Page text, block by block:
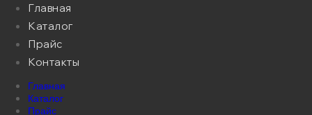
Главная
Каталог
Прайс
Контакты
Главная
Каталог
Прайс